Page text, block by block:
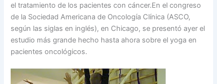
el tratamiento de los pacientes con cáncer.En el congreso
de la Sociedad Americana de Oncología Clínica (ASCO,
según las siglas en inglés), en Chicago, se presentó ayer el
estudio más grande hecho hasta ahora sobre el yoga en
pacientes oncológicos.